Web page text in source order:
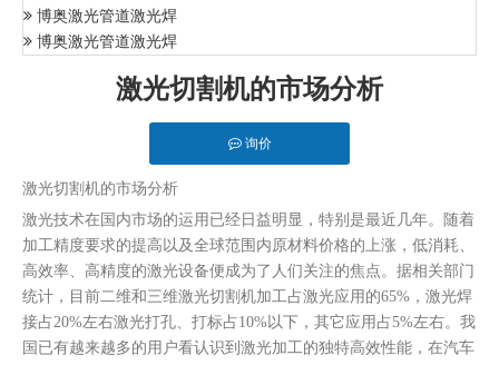
博奥激光管道激光焊
博奥激光管道激光焊
激光切割机的市场分析
询价
激光切割机的市场分析
激光技术在国内市场的运用已经日益明显，特别是最近几年。随着
加工精度要求的提高以及全球范围内原材料价格的上涨，低消耗、
高效率、高精度的激光设备便成为了人们关注的焦点。据相关部门
统计，目前二维和三维激光切割机加工占激光应用的65%，激光焊
接占20%左右激光打孔、打标占10%以下，其它应用占5%左右。我
国已有越来越多的用户看认识到激光加工的独特高效性能，在汽车